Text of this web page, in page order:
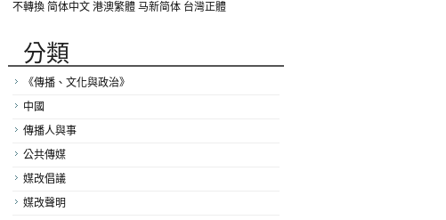
不轉換 简体中文 港澳繁體 马新简体 台灣正體
分類
《傳播、文化與政治》
中國
傳播人與事
公共傳媒
媒改倡議
媒改聲明